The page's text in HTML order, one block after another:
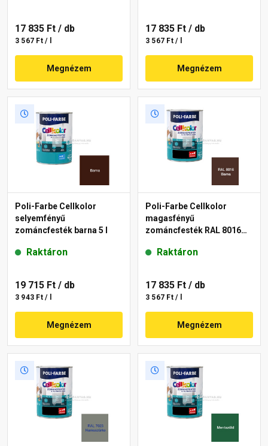
17 835 Ft / db
3 567 Ft / l
Megnézem
17 835 Ft / db
3 567 Ft / l
Megnézem
Poli-Farbe Cellkolor
selyemfényű
zománcfesték barna 5 l
Raktáron
19 715 Ft / db
3 943 Ft / l
Megnézem
Poli-Farbe Cellkolor
magasfényű
zománcfesték RAL 8016
Raktáron
17 835 Ft / db
3 567 Ft / l
Megnézem